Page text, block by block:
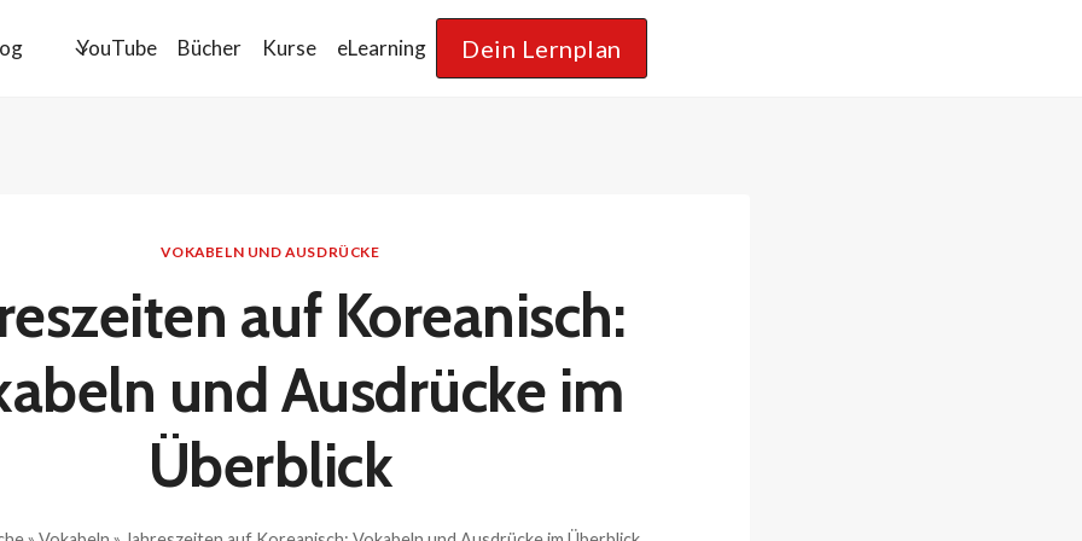
YouTube Bücher Kurse eLearning Dein Lernplan
VOKABELN UND AUSDRÜCKE
auf Koreanisch:
und Ausdrücke im
Überblick